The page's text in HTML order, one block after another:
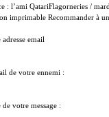
: l’ami QatariFlagorneries /
imprimable Recommander à
adresse email
de votre ennemi :
de votre message :